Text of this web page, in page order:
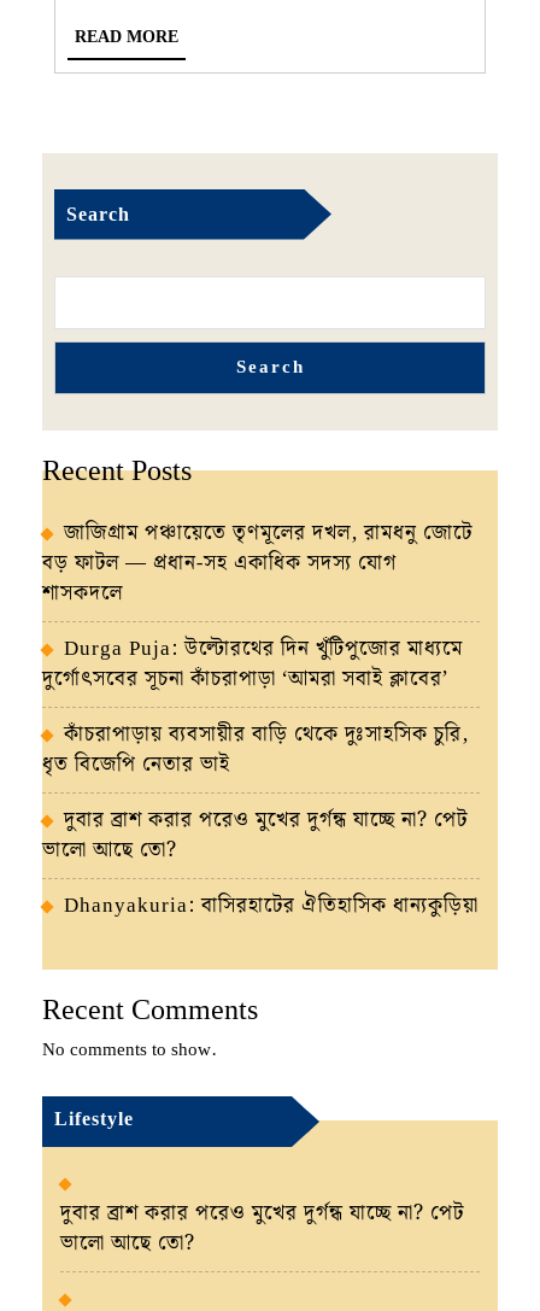
READ MOREREAD
MORE
Search
Search
Recent Posts
জাজিগ্রাম পঞ্চায়েতে তৃণমূলের দখল, রামধনু জোটে
বড় ফাটল — প্রধান-সহ একাধিক সদস্য যোগ
শাসকদলে
Durga Puja: উল্টোরথের দিন খুঁটিপুজোর মাধ্যমে
দুর্গোৎসবের সূচনা কাঁচরাপাড়া ‘আমরা সবাই ক্লাবের’
কাঁচরাপাড়ায় ব্যবসায়ীর বাড়ি থেকে দুঃসাহসিক চুরি,
ধৃত বিজেপি নেতার ভাই
দুবার ব্রাশ করার পরেও মুখের দুর্গন্ধ যাচ্ছে না? পেট
ভালো আছে তো?
Dhanyakuria: বাসিরহাটের ঐতিহাসিক ধান্যকুড়িয়া
Recent Comments
No comments to show.
Lifestyle
দুবার ব্রাশ করার পরেও মুখের দুর্গন্ধ যাচ্ছে না? পেট
ভালো আছে তো?